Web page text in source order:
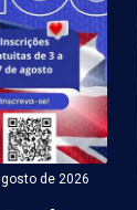
de 2026